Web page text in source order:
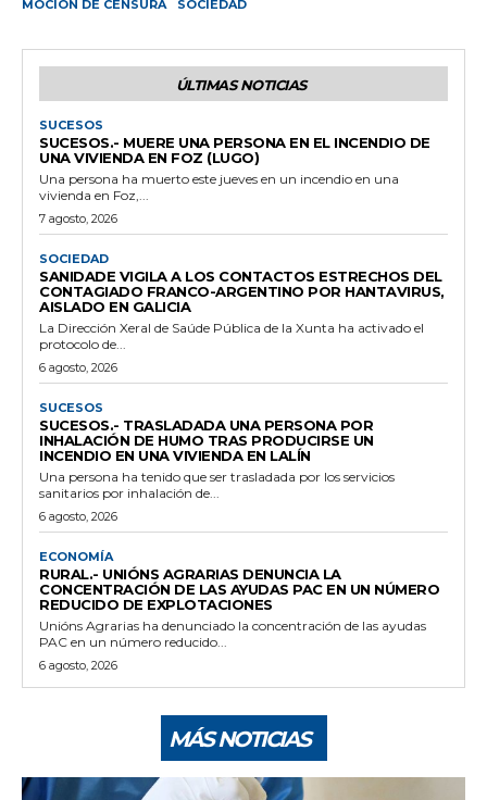
MOCIÓN DE CENSURA SOCIEDAD
ÚLTIMAS NOTICIAS
SUCESOS
SUCESOS.- MUERE UNA PERSONA EN EL INCENDIO DE
UNA VIVIENDA EN FOZ (LUGO)
Una persona ha muerto este jueves en un incendio en una
vivienda en Foz,...
7 agosto, 2026
SOCIEDAD
SANIDADE VIGILA A LOS CONTACTOS ESTRECHOS DEL
CONTAGIADO FRANCO-ARGENTINO POR HANTAVIRUS,
AISLADO EN GALICIA
La Dirección Xeral de Saúde Pública de la Xunta ha activado el
protocolo de...
6 agosto, 2026
SUCESOS
SUCESOS.- TRASLADADA UNA PERSONA POR
INHALACIÓN DE HUMO TRAS PRODUCIRSE UN
INCENDIO EN UNA VIVIENDA EN LALÍN
Una persona ha tenido que ser trasladada por los servicios
sanitarios por inhalación de...
6 agosto, 2026
ECONOMÍA
RURAL.- UNIÓNS AGRARIAS DENUNCIA LA
CONCENTRACIÓN DE LAS AYUDAS PAC EN UN NÚMERO
REDUCIDO DE EXPLOTACIONES
Unións Agrarias ha denunciado la concentración de las ayudas
PAC en un número reducido...
6 agosto, 2026
MÁS NOTICIAS